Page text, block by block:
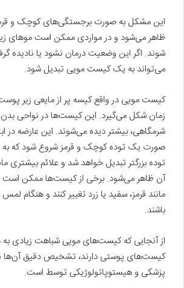
این مشکل به صورت برجستگی‌های کوچک و
ظاهر می‌شود و در مواردی ممکن است موهای
شوند. اگر این وضعیت درمان نشود یا نادیده
می‌تواند به یک کیست مویی تبدیل شود.
کیست مویی در واقع کیسه پر از مایعی زیر
زمان شکل می‌گیرد. این کیست‌ها در نواحی بدن،
شرمگاهی، بیشتر دیده می‌شوند. این عارضه در
صورت یک توده کوچک و قرمز شروع شود که به
توده بزرگتر تبدیل خواهد شد و علائم بیشتری
آن ظاهر می‌شود. برخی از کیست‌ها ممکن
مانند قرمز، سفید یا زرد تغییر کنند و هنگام
باشند.
از آنجایی که کیست‌های مویی شباهت زیادی به
کیست‌های پوستی دارند، تشخیص دقیق آن‌ها
پزشکی و هیستوپاتولوژیکی توسط است.